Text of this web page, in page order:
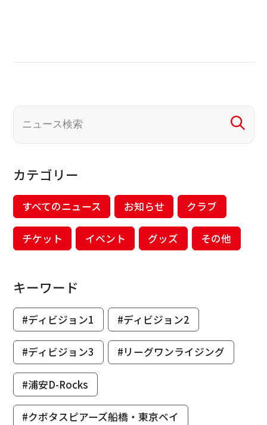
カテゴリー
すべてのニュース お知らせ クラブ
チケット イベント グッズ その他
キーワード
#ディビジョン1 #ディビジョン2
#ディビジョン3 #リーグワンライジング
#浦安D-Rocks
#クボタスピアーズ船橋・東京ベイ